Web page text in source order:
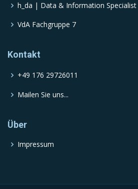
h_da | Data & Information Specialist
VdA Fachgruppe 7
Kontakt
+49 176 29726011
Mailen Sie uns...
Über
Impressum